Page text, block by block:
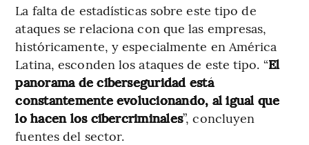
La falta de estadísticas sobre este tipo de
ataques se relaciona con que las empresas,
históricamente, y especialmente en América
Latina, esconden los ataques de este tipo. “El
panorama de ciberseguridad está
constantemente evolucionando, al igual que
lo hacen los cibercriminales”, concluyen
fuentes del sector.